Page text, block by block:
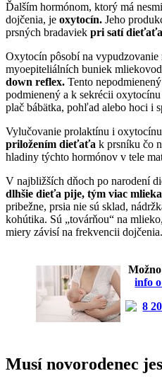
Ďalším hormónom, ktorý má
dojčenia, je oxytocín. Jeho
prsných bradaviek pri satí
Oxytocín pôsobí na
myoepiteliálních buniek
down reflex. Tento
podmienený a k sekrécii
plač bábätka, pohľad alebo hoci i
Vylučovanie prolaktínu i
priložením dieťaťa k prsníku čo
hladiny týchto hormónov v tele
V najbližších dňoch po narodení
dlhšie dieťa pije, tým viac
pribežne, prsia nie sú sklad,
kohútika. Sú „továrňou“ na
miery závisí na frekvencii dojčenia.
info
Musí novorodenec